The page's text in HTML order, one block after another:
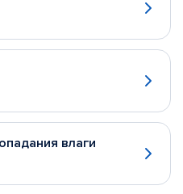
влаги